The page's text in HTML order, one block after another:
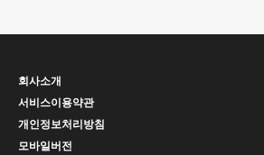
회사소개
서비스이용약관
개인정보처리방침
모바일버전